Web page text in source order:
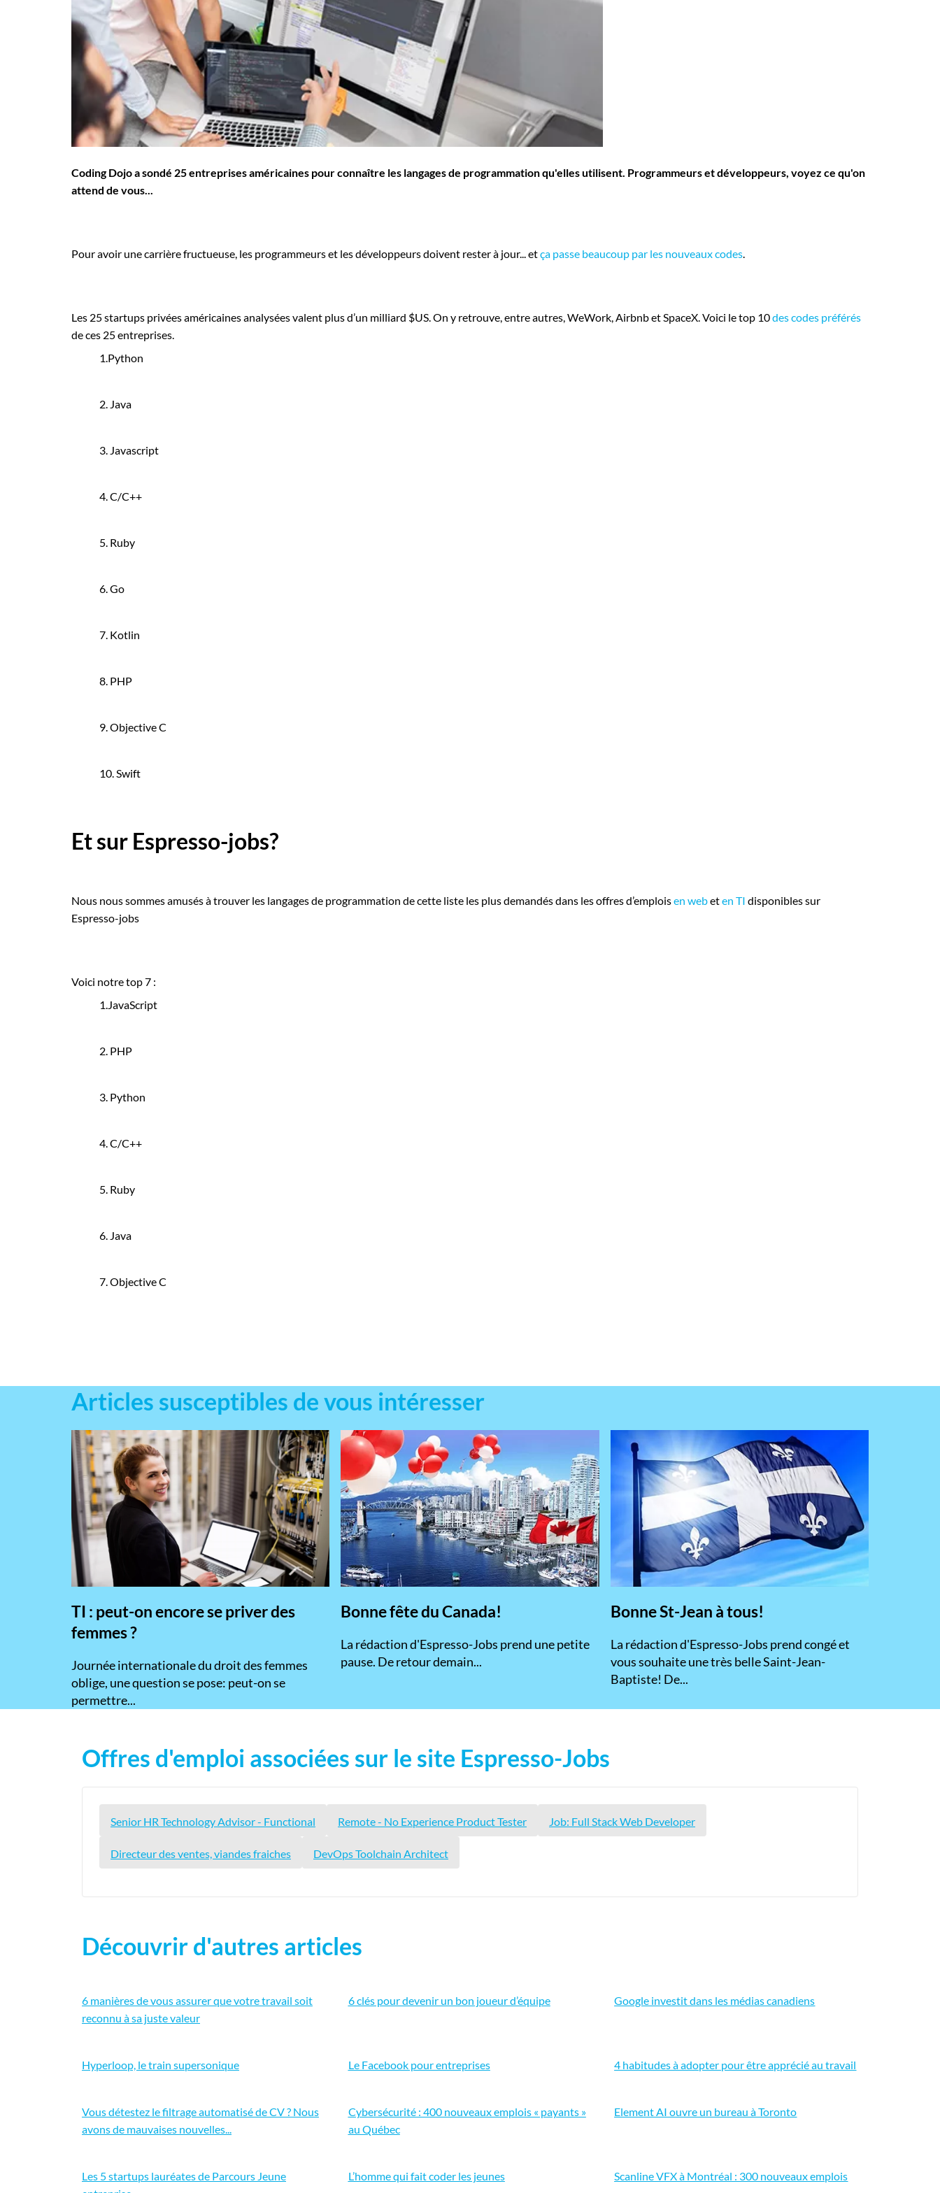
Employeurs
Publiez une offre d'emploi
Coding Dojo a sondé 25 entreprises américaines pour connaître les langages de programmation qu'elles utilisent. Programmeurs et développeurs, voyez ce qu'on
attend de vous...
Pour avoir une carrière fructueuse, les programmeurs et les développeurs doivent rester à jour... etça passe beaucoup par les nouveaux codes.
Les 25 startups privées américaines analysées valent plus d’un milliard $US. On y retrouve, entre autres, WeWork, Airbnb et SpaceX. Voici le top 10des codes préférés
de ces 25 entreprises.
1.Python
2. Java
3. Javascript
4. C/C++
5. Ruby
6. Go
7. Kotlin
8. PHP
9. Objective C
10. Swift
Et sur Espresso-jobs?
Nous nous sommes amusés à trouver les langages de programmation de cette liste les plus demandés dans les offres d’emploisen webeten TI disponibles sur
Espresso-jobs
Voici notre top 7 :
1.JavaScript
2. PHP
3. Python
4. C/C++
5. Ruby
6. Java
7. Objective C
Articles susceptibles de vous intéresser
TI : peut-on encore se priver des
femmes ?
​Journée internationale du droit des femmes
oblige, une question se pose: peut-on se
permettre...
Bonne fête du Canada!
La rédaction d'Espresso-Jobs prend une petite
pause. De retour demain...
Bonne St-Jean à tous!
La rédaction d'Espresso-Jobs prend congé et
vous souhaite une très belle Saint-Jean-
Baptiste! De...
Offres d'emploi associées sur le site Espresso-Jobs
Senior HR Technology Advisor - Functional Remote - No Experience Product Tester Job: Full Stack Web Developer
Directeur des ventes, viandes fraiches DevOps Toolchain Architect
Découvrir d'autres articles
6 manières de vous assurer que votre travail soit
reconnu à sa juste valeur
6 clés pour devenir un bon joueur d’équipe Google investit dans les médias canadiens
Hyperloop, le train supersonique Le Facebook pour entreprises 4 habitudes à adopter pour être apprécié au travail
Vous détestez le filtrage automatisé de CV ? Nous
avons de mauvaises nouvelles...
Cybersécurité : 400 nouveaux emplois « payants »
au Québec
Element AI ouvre un bureau à Toronto
Les 5 startups lauréates de Parcours Jeune
L’homme qui fait coder les jeunes Scanline VFX à Montréal : 300 nouveaux emplois